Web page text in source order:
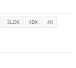
3LDK 4DK 4K